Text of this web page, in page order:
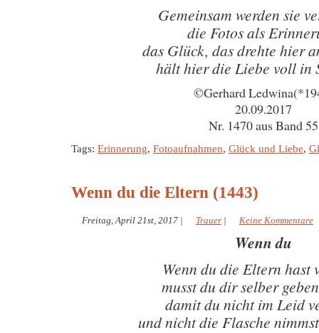
Gemeinsam werden sie
die Fotos als
das Glück, das drehte hier
hält hier die Liebe voll in
©Gerhard
20.09.2017
Nr. 1470 aus Band 55
Tags: Erinnerung, Fotoaufnahmen, Glück und Liebe,
Wenn du die Eltern (1443)
Freitag, April 21st, 2017 | Trauer | Keine Kommentare
Wenn du
Wenn du die Eltern hast
musst du dir selber
damit du nicht im Leid
und nicht die Flasche